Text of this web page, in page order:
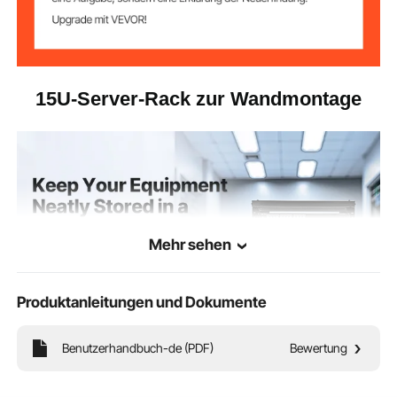
15U-Server-Rack zur Wandmontage
Mehr sehen
Produktanleitungen und Dokumente
Benutzerhandbuch-de (PDF) Bewertung